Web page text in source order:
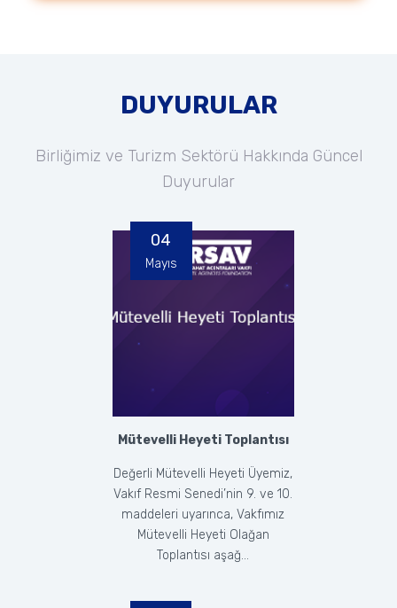
DUYURULAR
Birliğimiz ve Turizm Sektörü Hakkında Güncel
Duyurular
Mütevelli Heyeti Toplantısı
Değerli Mütevelli Heyeti Üyemiz,
Vakıf Resmi Senedi’nin 9. ve 10.
maddeleri uyarınca, Vakfımız
Mütevelli Heyeti Olağan
Toplantısı aşağ...
04
Mayıs